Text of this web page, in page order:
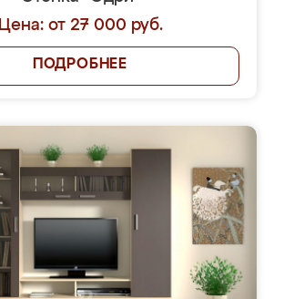
Цена: от 27 000 руб.
ПОДРОБНЕЕ